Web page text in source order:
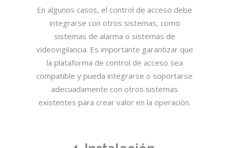
En algunos casos, el control de acceso debe
integrarse con otros sistemas, como
sistemas de alarma o sistemas de
videovigilancia. Es importante garantizar que
la plataforma de control de acceso sea
compatible y pueda integrarse o soportarse
adecuadamente con otros sistemas
existentes para crear valor en la operación.